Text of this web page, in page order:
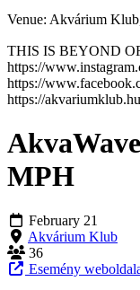
Venue: Akvárium
THIS IS BEYOND
https://
https://
https://
MPH
February 21
Akvárium Klub
36
Esemény